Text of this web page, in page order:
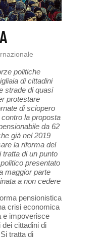
politiche
di cittadini
strade di quasi
protestare
di sciopero
la proposta
da 62
già nel 2019
la riforma del
di un punto
presentato
maggior parte
a non cedere
pensionistica
crisi economica
e impoverisce
dei cittadini di
tratta di